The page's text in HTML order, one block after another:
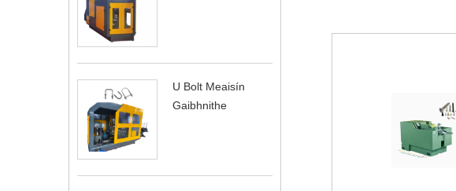
U Bolt Meaisín
Gaibhnithe